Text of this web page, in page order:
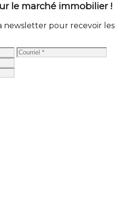
le marché immobilier !
newsletter pour recevoir les